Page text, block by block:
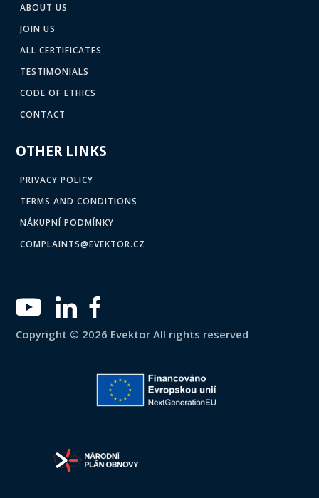
ABOUT US
JOIN US
ALL CERTIFICATES
TESTIMONIALS
CODE OF ETHICS
CONTACT
OTHER LINKS
PRIVACY POLICY
TERMS AND CONDITIONS
NÁKUPNÍ PODMÍNKY
COMPLAINTS@EVEKTOR.CZ
Copyright © 2026 Evektor All rights reserved